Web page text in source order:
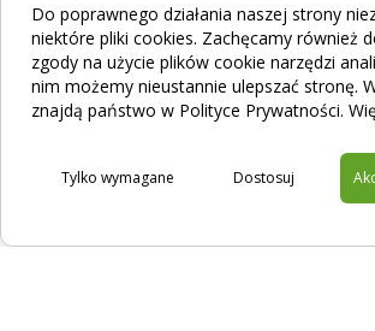
Do poprawnego działania naszej strony
niektóre pliki cookies. Zachęcamy również
zgody na użycie plików cookie narzędzi
nim możemy nieustannie ulepszać stronę.
znajdą państwo w Polityce Prywatności.
Dostosuj
Tylko wymagane